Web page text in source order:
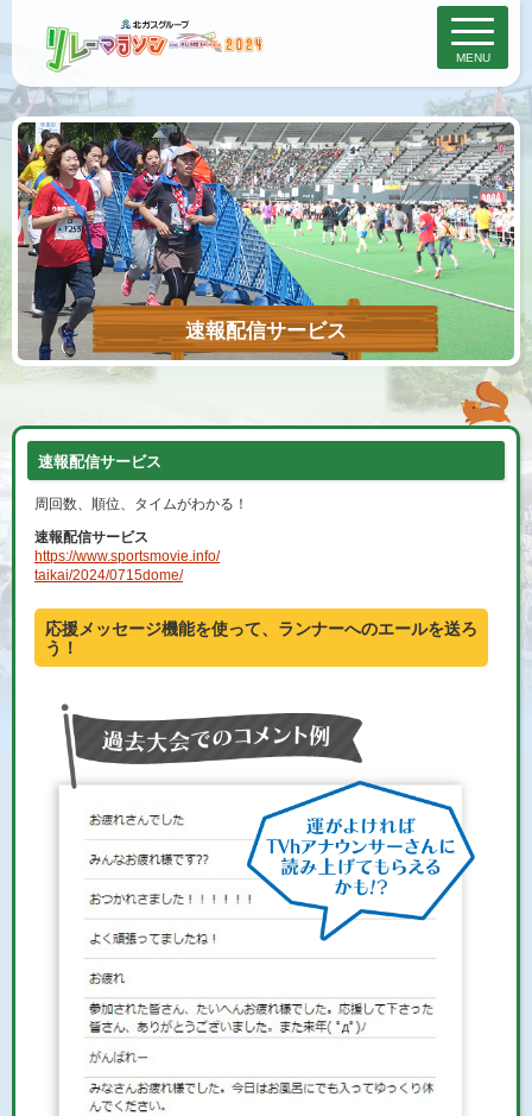
MENU
速報配信サービス
速報配信サービス
周回数、順位、タイムがわかる！
速報配信サービス
https://www.sportsmovie.info/
taikai/2024/0715dome/
応援メッセージ機能を使って、ランナーへのエールを送ろ
う！